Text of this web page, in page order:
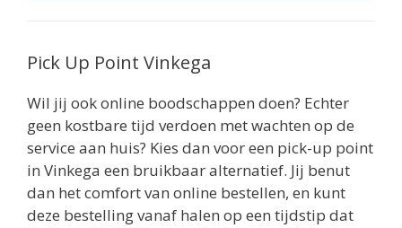
Pick Up Point Vinkega
Wil jij ook online boodschappen doen? Echter
geen kostbare tijd verdoen met wachten op de
service aan huis? Kies dan voor een pick-up point
in Vinkega een bruikbaar alternatief. Jij benut
dan het comfort van online bestellen, en kunt
deze bestelling vanaf halen op een tijdstip dat